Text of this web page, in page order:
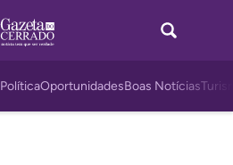
PolíticaOportunidadesBoas Notícias